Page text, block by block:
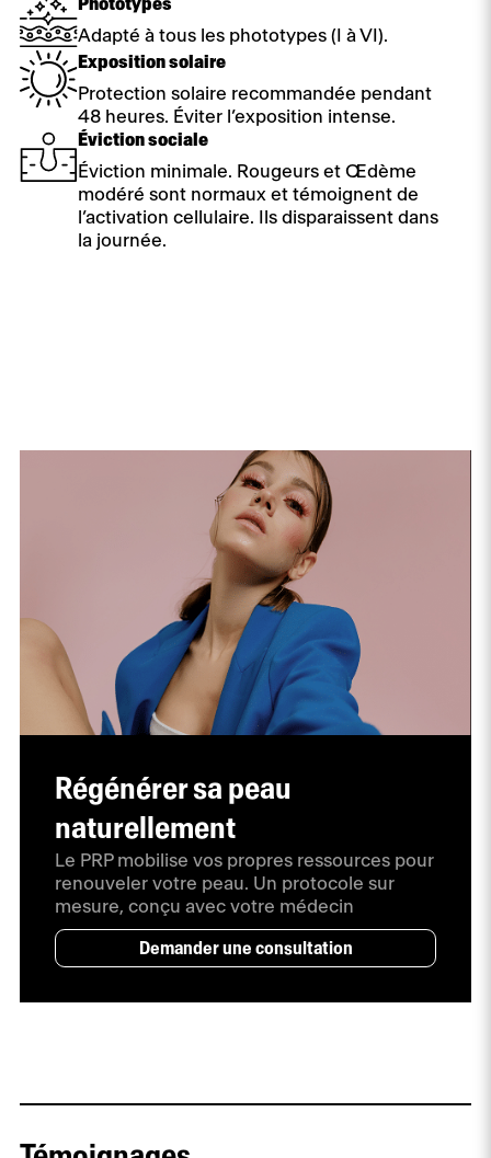
Adapté à tous les phototypes (I à VI).
Exposition solaire
Protection solaire recommandée pendant
48 heures. Éviter l’exposition intense.
Éviction sociale
Éviction minimale. Rougeurs et Œdème
modéré sont normaux et témoignent de
l’activation cellulaire. Ils disparaissent dans
la journée.
Régénérer sa peau
naturellement
Le PRP mobilise vos propres ressources pour
renouveler votre peau. Un protocole sur
mesure, conçu avec votre médecin
Demander une consultation